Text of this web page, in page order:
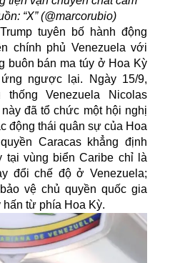
“X” (@marcorubio)
tuyên bố hành động
chính phủ Venezuelavới
buôn bán ma túy ở Hoa Kỳ
ngược lại. Ngày 15/9,
Venezuela Nicolas
đã tổ chức một hội nghị
động thái quân sự của Hoa
Caracas khẳng định
tại vùng biển Caribe chỉ là
đổi chế độ ở Venezuela;
vệ chủ quyền quốc gia
từ phía Hoa Kỳ.